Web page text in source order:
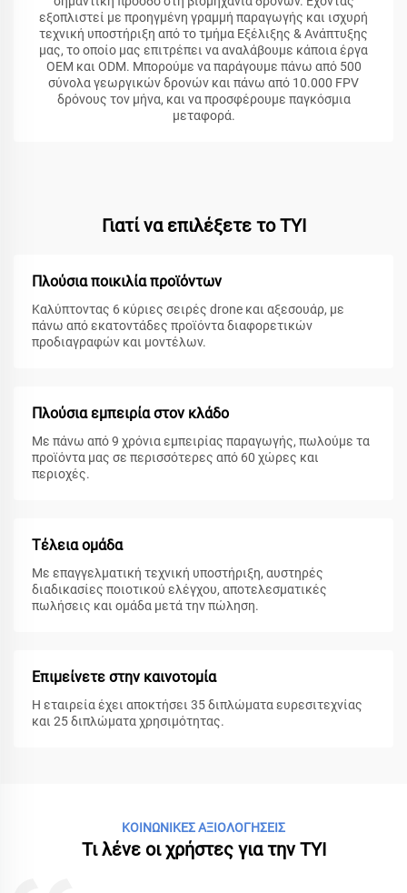
εξοπλιστεί με προηγμένη γραμμή παραγωγής και ισχυρή
τεχνική υποστήριξη από το τμήμα Εξέλιξης & Ανάπτυξης
μας, το οποίο μας επιτρέπει να αναλάβουμε κάποια έργα
OEM και ODM. Μπορούμε να παράγουμε πάνω από 500
σύνολα γεωργικών δρονών και πάνω από 10.000 FPV
δρόνους τον μήνα, και να προσφέρουμε παγκόσμια
μεταφορά.
Γιατί να επιλέξετε το TYI
Πλούσια ποικιλία προϊόντων
Καλύπτοντας 6 κύριες σειρές drone και αξεσουάρ, με
πάνω από εκατοντάδες προϊόντα διαφορετικών
προδιαγραφών και μοντέλων.
Πλούσια εμπειρία στον κλάδο
Με πάνω από 9 χρόνια εμπειρίας παραγωγής, πωλούμε τα
προϊόντα μας σε περισσότερες από 60 χώρες και
περιοχές.
Τέλεια ομάδα
Με επαγγελματική τεχνική υποστήριξη, αυστηρές
διαδικασίες ποιοτικού ελέγχου, αποτελεσματικές
πωλήσεις και ομάδα μετά την πώληση.
Επιμείνετε στην καινοτομία
Η εταιρεία έχει αποκτήσει 35 διπλώματα ευρεσιτεχνίας
και 25 διπλώματα χρησιμότητας.
ΚΟΙΝΩΝΙΚΕΣ ΑΞΙΟΛΟΓΗΣΕΙΣ
Τι λένε οι χρήστες για την TYI